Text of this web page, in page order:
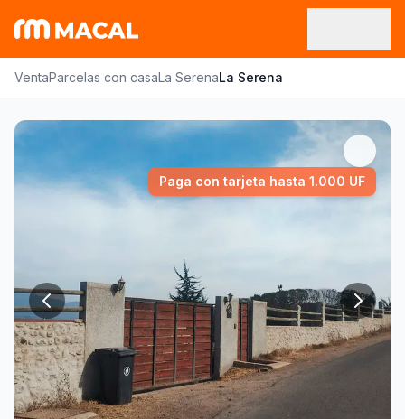
VentaParcelas con casaLa SerenaLa Serena
Paga con tarjeta hasta 1.000 UF